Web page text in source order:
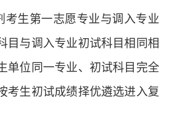
考生第一志愿专业与调入专业
目与调入专业初试科目相同相
单位同一专业、初试科目完全
考生初试成绩择优遴选进入复